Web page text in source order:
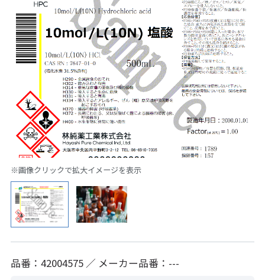
※画像クリックで拡大イメージを表示
品番：42004575 ／ メーカー品番：---